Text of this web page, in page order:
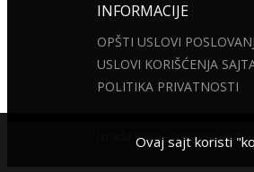
INFORMACIJE
OPŠTI USLOVI
USLOVI KORIŠĆENJA
POLITIKA PRIVATNOSTI
Izrada sajta - Creative Web
Ovaj sajt koristi